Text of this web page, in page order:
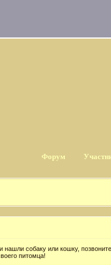
Форум
нашли собаку или кошку,
питомца!